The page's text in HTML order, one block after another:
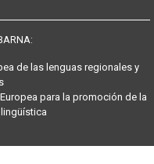
de las lenguas regionales y
Europea para la promoción de la